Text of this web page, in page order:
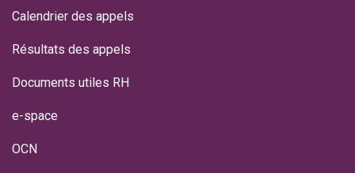
Calendrier des appels
Résultats des appels
Documents utiles RH
e-space
OCN